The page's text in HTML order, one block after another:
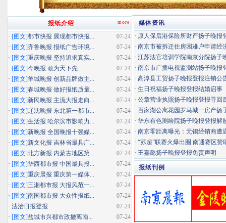
媒体资讯
· 原人保后港保险所财产扬子晚报
· 南京市被拆迁住房困难户申请经
· 江苏法官培训学院南京分院扬子
· 南京市广播电视监测站扬子晚报
· 高淳县工贸扬子晚报登报注销公
· 生日祝福扬子晚报登报结婚启事
· 公章营业执照扬子晚报登报寻回
· 百家湖公寓花园罗马城一房产扬
· 华东有色测绘院扬子晚报登报解
· 南京零距离曝光：无锡经销商遭
· “苏超”联赛火爆出圈 南通赛区赞
· 王嘉懿扬子晚报登报免责声明
报纸刊例
more
报纸介绍
07-24
· [图文]都市快报 展现都市快报...
07-24
· [图文]齐鲁晚报 报纸广告环境...
07-24
· [图文]重庆晚报 坚持追求真实...
07-24
· [图文]今晚报 敢为天下先
07-24
· [图文]羊城晚报 创新品牌做主...
07-24
· [图文]春城晚报 做好报纸质量...
07-24
· [图文]新民晚报 主流大报走向...
07-24
· [图文]辽沈晚报 东北第一都市...
07-24
· [图文]生活报 哈尔滨市影响力...
07-24
· [图文]新晚报 全国晚报十强媒...
07-24
· [图文]新文化报 吉林省最具广...
07-24
· [图文]北方新报 内蒙古地区第...
07-24
· [图文]华西都市报 中国最具投...
07-24
· [图文]重庆晨报 重庆第一媒体...
07-24
· [图文]三湘都市报 大报风范一...
07-24
· [图文]南国都市报 大众性报纸...
07-24
· 法治日报登报
07-24
· [图文]盐城市兴都市政撤离南...